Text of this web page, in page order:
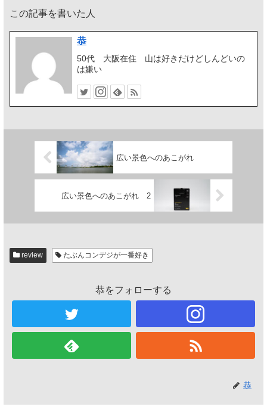
この記事を書いた人
恭
50代 大阪在住 山は好きだけどしんどいの
は嫌い
広い景色へのあこがれ
広い景色へのあこがれ 2
review たぶんコンデジが一番好き
恭をフォローする
恭